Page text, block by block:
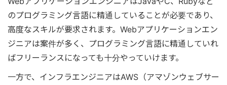
のプログラミング言語に精通していることが必要であり、
高度なスキルが要求されます。Webアプリケーションエン
ジニアは案件が多く、プログラミング言語に精通していれ
ばフリーランスになっても十分やっていけます。
一方で、インフラエンジニアはAWS（アマゾンウェブサー